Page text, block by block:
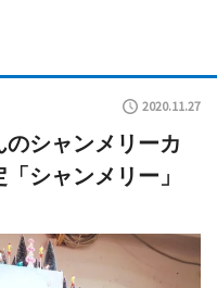
2020.11.27
シャンメリーカ
シャンメリー」